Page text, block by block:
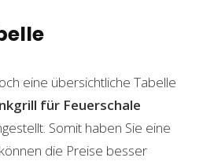
eine übersichtliche Tabelle
für Feuerschale
Somit haben Sie eine
die Preise besser